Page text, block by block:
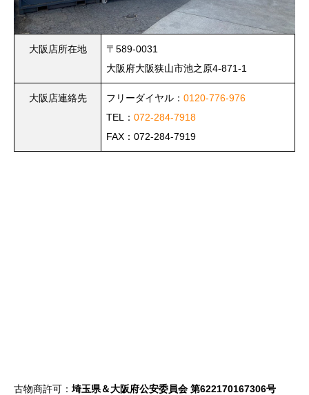
大阪店所在地
〒589-0031
大阪府大阪狭山市池之原4-871-1
大阪店連絡先 フリーダイヤル： 0120-776-976
TEL： 072-284-7918
FAX：072-284-7919
古物商許可： 埼玉県＆大阪府公安委員会 第622170167306号